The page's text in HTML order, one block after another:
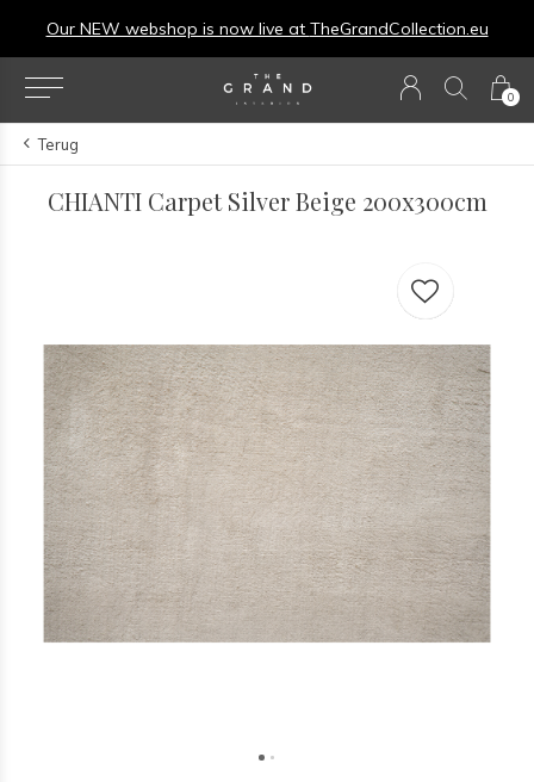
0
Our NEW webshop is now live at TheGrandCollection.eu
Terug
CHIANTI Carpet Silver Beige 200x300cm